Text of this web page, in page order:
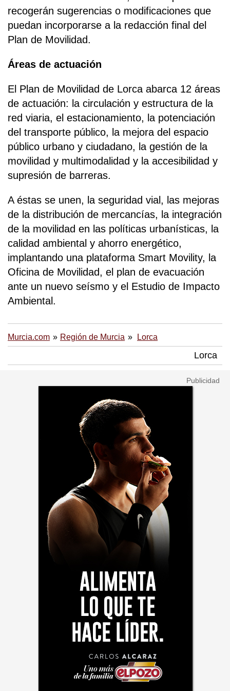
recogerán sugerencias o modificaciones que
puedan incorporarse a la redacción final del
Plan de Movilidad.
Áreas de actuación
El Plan de Movilidad de Lorca abarca 12 áreas
de actuación: la circulación y estructura de la
red viaria, el estacionamiento, la potenciación
del transporte público, la mejora del espacio
público urbano y ciudadano, la gestión de la
movilidad y multimodalidad y la accesibilidad y
supresión de barreras.
A éstas se unen, la seguridad vial, las mejoras
de la distribución de mercancías, la integración
de la movilidad en las políticas urbanísticas, la
calidad ambiental y ahorro energético,
implantando una plataforma Smart Movility, la
Oficina de Movilidad, el plan de evacuación
ante un nuevo seísmo y el Estudio de Impacto
Ambiental.
Murcia.com Región de Murcia Lorca
Lorca